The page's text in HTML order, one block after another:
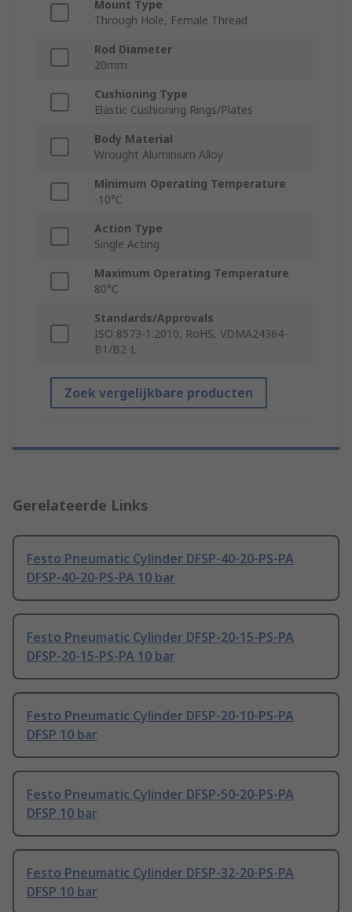
Mount Type
Through Hole, Female Thread
Rod Diameter
20mm
Cushioning Type
Elastic Cushioning Rings/Plates
Body Material
Wrought Aluminium Alloy
Minimum Operating Temperature
-10°C
Action Type
Single Acting
Maximum Operating Temperature
80°C
Standards/Approvals
ISO 8573-1:2010, RoHS, VDMA24364-
B1/B2-L
Zoek vergelijkbare producten
Gerelateerde Links
Festo Pneumatic Cylinder DFSP-40-20-PS-PA
DFSP-40-20-PS-PA 10 bar
Festo Pneumatic Cylinder DFSP-20-15-PS-PA
DFSP-20-15-PS-PA 10 bar
Festo Pneumatic Cylinder DFSP-20-10-PS-PA
DFSP 10 bar
Festo Pneumatic Cylinder DFSP-50-20-PS-PA
DFSP 10 bar
Festo Pneumatic Cylinder DFSP-32-20-PS-PA
DFSP 10 bar